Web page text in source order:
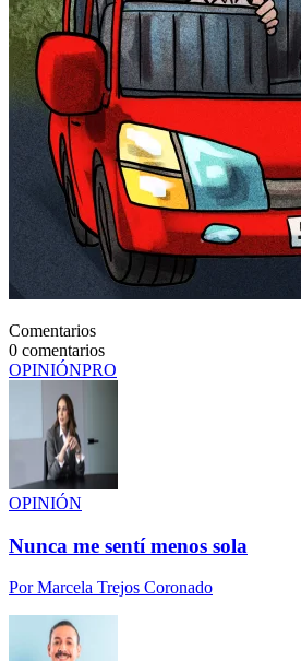
Comentarios
0 comentarios
OPINIÓNPRO
OPINIÓN
Nunca me sentí menos sola
PorMarcela Trejos Coronado